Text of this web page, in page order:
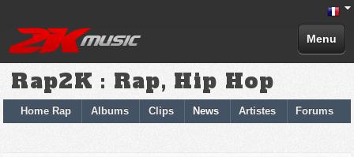
Menu
Rap2K : Rap, Hip Hop
Home Rap Albums Clips News Artistes Forums